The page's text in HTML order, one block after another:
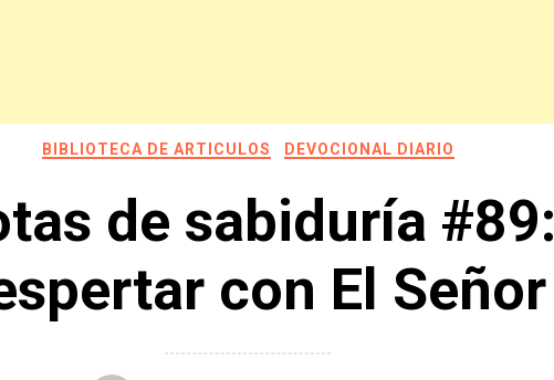
BIBLIOTECA DE ARTICULOS DEVOCIONAL DIARIO
de sabiduría #89:
con El Señor